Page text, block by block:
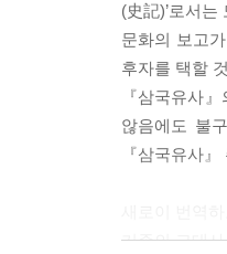
(史記)’로서
문화의 보고
후자를 택할
『삼국유사
않음에도 불
『삼국유사
기존의 고대